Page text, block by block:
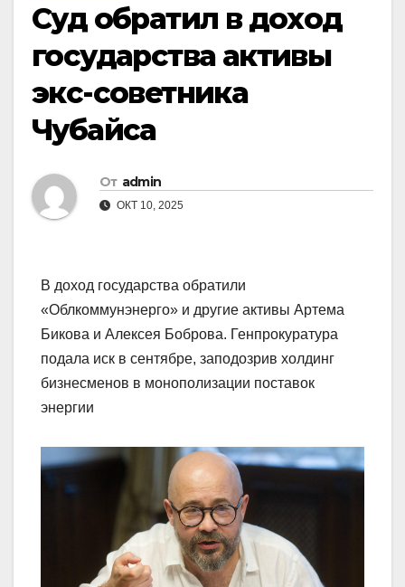
Суд обратил в доход
государства активы
экс-советника
Чубайса
От admin
ОКТ 10, 2025
В доход государства обратили
«Облкоммунэнерго» и другие активы Артема
Бикова и Алексея Боброва. Генпрокуратура
подала иск в сентябре, заподозрив холдинг
бизнесменов в монополизации поставок
энергии